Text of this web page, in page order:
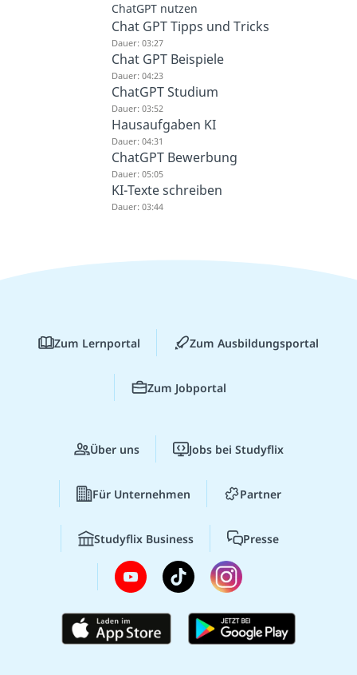
ChatGPT nutzen
Chat GPT Tipps und Tricks
Dauer: 03:27
Chat GPT Beispiele
Dauer: 04:23
ChatGPT Studium
Dauer: 03:52
Hausaufgaben KI
Dauer: 04:31
ChatGPT Bewerbung
Dauer: 05:05
KI-Texte schreiben
Dauer: 03:44
Zum Lernportal Zum Ausbildungsportal
Zum Jobportal
Über uns Jobs bei Studyflix
Für Unternehmen Partner
Studyflix Business Presse